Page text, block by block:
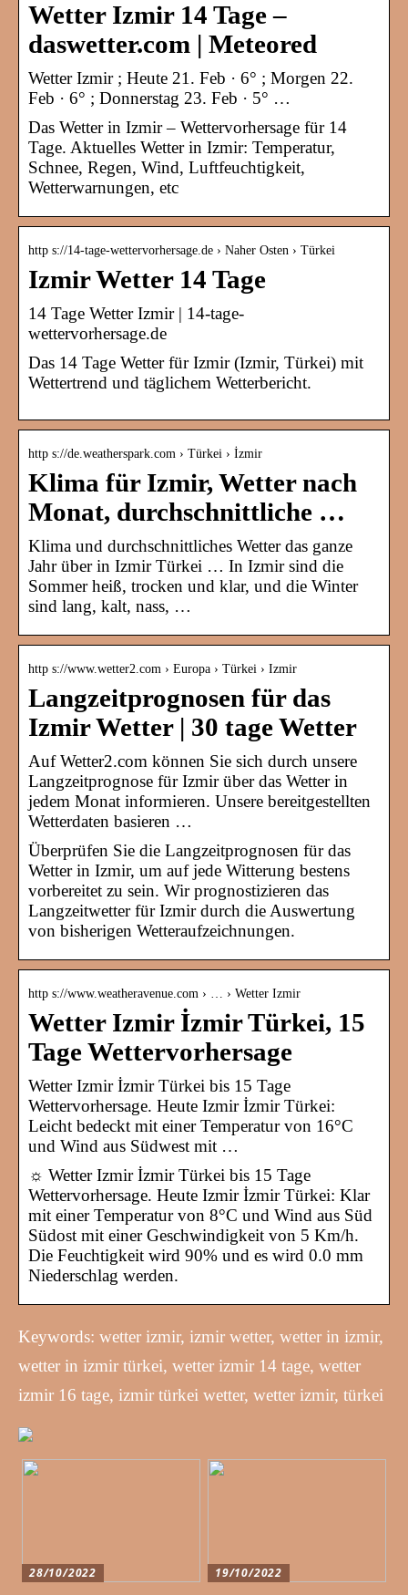
Wetter Izmir 14 Tage –
daswetter.com | Meteored
Wetter Izmir ; Heute 21. Feb · 6° ; Morgen 22.
Feb · 6° ; Donnerstag 23. Feb · 5° …
Das Wetter in Izmir – Wettervorhersage für 14
Tage. Aktuelles Wetter in Izmir: Temperatur,
Schnee, Regen, Wind, Luftfeuchtigkeit,
Wetterwarnungen, etc
http s://14-tage-wettervorhersage.de › Naher Osten › Türkei
Izmir Wetter 14 Tage
14 Tage Wetter Izmir | 14-tage-
wettervorhersage.de
Das 14 Tage Wetter für Izmir (Izmir, Türkei) mit
Wettertrend und täglichem Wetterbericht.
http s://de.weatherspark.com › Türkei › İzmir
Klima für Izmir, Wetter nach
Monat, durchschnittliche …
Klima und durchschnittliches Wetter das ganze
Jahr über in Izmir Türkei … In Izmir sind die
Sommer heiß, trocken und klar, und die Winter
sind lang, kalt, nass, …
http s://www.wetter2.com › Europa › Türkei › Izmir
Langzeitprognosen für das
Izmir Wetter | 30 tage Wetter
Auf Wetter2.com können Sie sich durch unsere
Langzeitprognose für Izmir über das Wetter in
jedem Monat informieren. Unsere bereitgestellten
Wetterdaten basieren …
Überprüfen Sie die Langzeitprognosen für das
Wetter in Izmir, um auf jede Witterung bestens
vorbereitet zu sein. Wir prognostizieren das
Langzeitwetter für Izmir durch die Auswertung
von bisherigen Wetteraufzeichnungen.
http s://www.weatheravenue.com › … › Wetter Izmir
Wetter Izmir İzmir Türkei, 15
Tage Wettervorhersage
Wetter Izmir İzmir Türkei bis 15 Tage
Wettervorhersage. Heute Izmir İzmir Türkei:
Leicht bedeckt mit einer Temperatur von 16°C
und Wind aus Südwest mit …
☼ Wetter Izmir İzmir Türkei bis 15 Tage
Wettervorhersage. Heute Izmir İzmir Türkei: Klar
mit einer Temperatur von 8°C und Wind aus Süd
Südost mit einer Geschwindigkeit von 5 Km/h.
Die Feuchtigkeit wird 90% und es wird 0.0 mm
Niederschlag werden.
Keywords: wetter izmir, izmir wetter, wetter in izmir,
wetter in izmir türkei, wetter izmir 14 tage, wetter
izmir 16 tage, izmir türkei wetter, wetter izmir, türkei
28/10/2022 19/10/2022